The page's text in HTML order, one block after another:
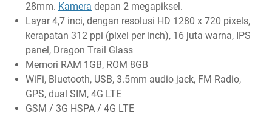
28mm. Kamera depan 2 megapiksel.
Layar 4,7 inci, dengan resolusi HD 1280 x 720 pixels,
kerapatan 312 ppi (pixel per inch), 16 juta warna, IPS
panel, Dragon Trail Glass
Memori RAM 1GB, ROM 8GB
WiFi, Bluetooth, USB, 3.5mm audio jack, FM Radio,
GPS, dual SIM, 4G LTE
GSM / 3G HSPA / 4G LTE